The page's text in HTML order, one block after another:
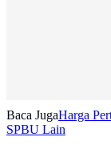
Baca JugaHarga
SPBU Lain